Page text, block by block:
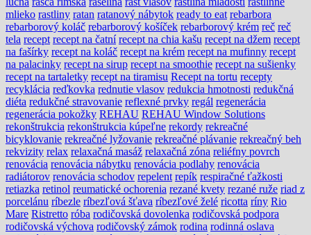
mlieko rastliny ratan ratanový nábytok ready to eat rebarbora
rebarborový koláč rebarborový košíček rebarborový krém reč reč
tela recept recept na čatní recept na chia kašu recept na džem recept
na fašírky recept na koláč recept na krém recept na mufinny recept
na palacinky recept na sirup recept na smoothie recept na sušienky
recept na tartaletky recept na tiramisu Recept na tortu recepty
recyklácia reďkovka rednutie vlasov redukcia hmotnosti redukčná
diéta redukčné stravovanie reflexné prvky regál regenerácia
regenerácia pokožky REHAU REHAU Window Solutions
rekonštrukcia rekonštrukcia kúpeľne rekordy rekreačné
bicyklovanie rekreačné lyžovanie rekreačné plávanie rekreačný beh
rekvizity relax relaxačná masáž relaxačná zóna reliéfny povrch
renovácia renovácia nábytku renovácia podlahy renovácia
radiátorov renovácia schodov repelent repík respiračné ťažkosti
retiazka retinol reumatické ochorenia rezané kvety rezané ruže riad z
porcelánu ríbezle ríbezľová šťava ríbezľové želé ricotta ríny Rio
Mare Ristretto róba rodičovská dovolenka rodičovská podpora
rodičovská výchova rodičovský zámok rodina rodinná oslava